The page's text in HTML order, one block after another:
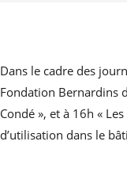
Dans le cadre des
Fondation Bernardins
Condé », et à 16h «
d’utilisation dans le